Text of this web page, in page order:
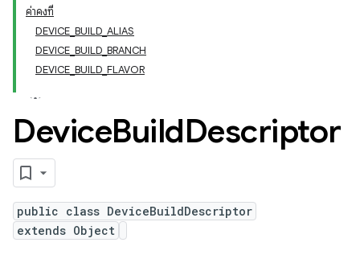
ค่าคงที่
DEVICE_BUILD_ALIAS
DEVICE_BUILD_BRANCH
DEVICE_BUILD_FLAVOR
DeviceBuildDescriptor
public class DeviceBuildDescriptor
extends Object